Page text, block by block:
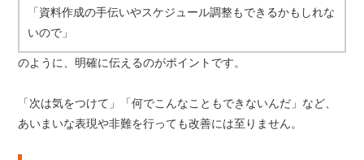
「資料作成の手伝いやスケジュール調整もできるかもしれな
いので」
のように、明確に伝えるのがポイントです。
「次は気をつけて」「何でこんなこともできないんだ」など、
あいまいな表現や非難を行っても改善には至りません。